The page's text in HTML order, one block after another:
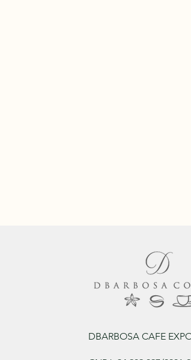
DBARBOSA CAFE